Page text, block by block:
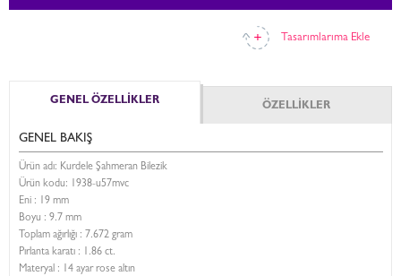
Tasarımlarıma Ekle
GENEL ÖZELLİKLER ÖZELLİKLER
GENEL BAKIŞ
Ürün adı: Kurdele Şahmeran Bilezik
Ürün kodu: 1938-u57mvc
Eni : 19 mm
Boyu : 9.7 mm
Toplam ağırlığı : 7.672 gram
Pırlanta karatı : 1.86 ct.
Materyal : 14 ayar rose altın